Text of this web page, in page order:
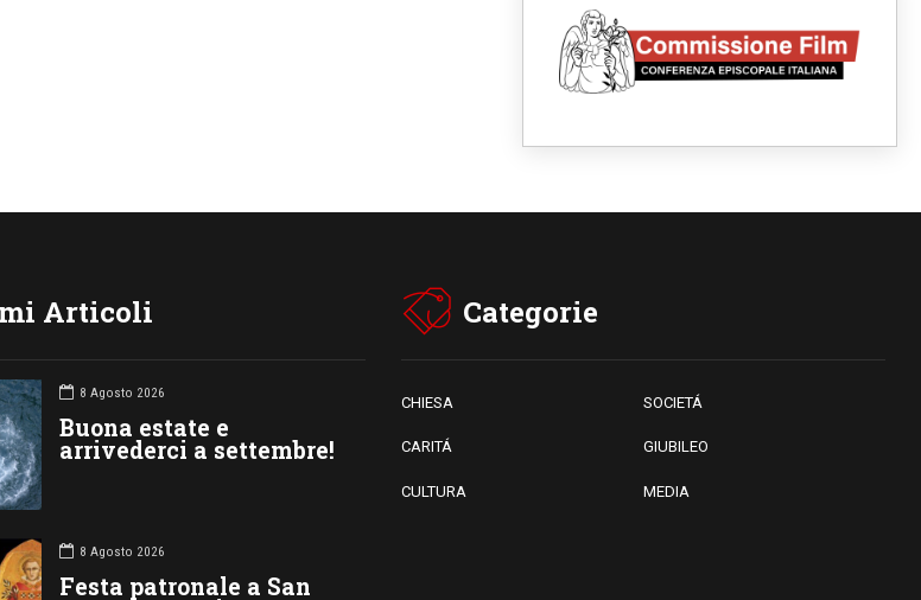
SIGNIS 2026, la
comunicazione al servizio del
Vangelo
Arabia Saudita, Turchia e
alleanza militare in Medio
Oriente
Articoli
8 Agosto 2026
Buona estate e
arrivederci a settembre!
8 Agosto 2026
Festa patronale a San
Categorie
CHIESA SOCIETÁ
CARITÁ GIUBILEO
CULTURA MEDIA